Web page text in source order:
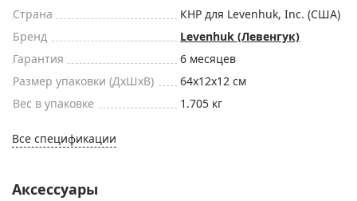
Страна
КНР для Levenhuk, Inc. (США)
Бренд
Levenhuk (Левенгук)
Гарантия
6 месяцев
Размер упаковки (ДxШxВ)
64x12x12 см
Вес в упаковке
1.705 кг
Все спецификации
Аксессуары